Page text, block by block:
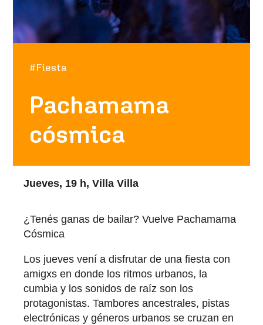
#Fiesta
Pachamama
cósmica
Jueves, 19 h, Villa Villa
¿Tenés ganas de bailar? Vuelve Pachamama
Cósmica
Los jueves vení a disfrutar de una fiesta con
amigxs en donde los ritmos urbanos, la
cumbia y los sonidos de raíz son los
protagonistas. Tambores ancestrales, pistas
electrónicas y géneros urbanos se cruzan en